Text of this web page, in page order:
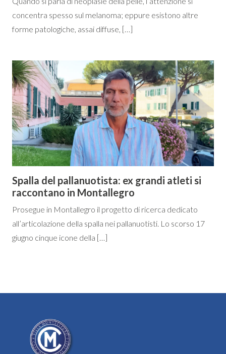
concentra spesso sul melanoma; eppure esistono altre
forme patologiche, assai diffuse, […]
Spalla del pallanuotista: ex grandi atleti si
raccontano in Montallegro
Prosegue in Montallegro il progetto di ricerca dedicato
all’articolazione della spalla nei pallanuotisti. Lo scorso 17
giugno cinque icone della […]